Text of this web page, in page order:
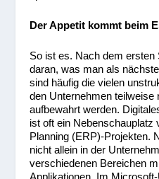
Der Appetit kommt beim
So ist es. Nach dem
daran, was man als
sind häufig die vielen
den Unternehmen teilweise
aufbewahrt werden.
ist oft ein
Planning (ERP)-Projekten.
nicht allein in der
verschiedenen Bereichen
Applikationen. Im